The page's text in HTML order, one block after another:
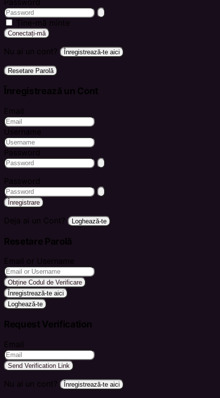
Password
Ține-mă minte
Conectați-mă
Nu ai un cont? Înregistrează-te aici
Resetare Parolă
Înregistrează un Cont
Email
Username
Password
Password
Înregistrare
Deja ai un Cont? Loghează-te
Resetare Parolă
Email or Username
Obține Codul de Verificare
Înregistrează-te aici
Loghează-te
Request Verification
Email
Send Verification Link
Nu ai un cont? Înregistrează-te aici